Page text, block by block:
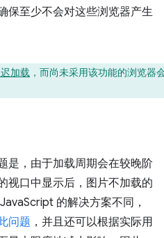
保至少不会对这些浏览器产生
加载 ，而尚未采用该功能的浏览器
是，由于加载周期会在较晚阶
视口中显示后，图片不加载的
的解决方案不同，
问题 ，并且还可以根据实际用